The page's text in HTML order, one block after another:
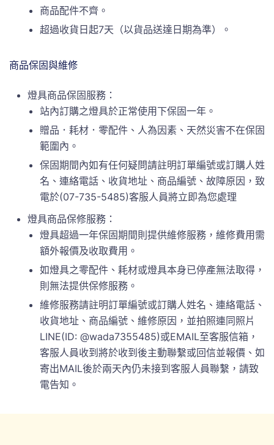
商品配件不齊。
超過收貨日起7天（以貨品送達日期為準）。
商品保固與維修
燈具商品保固服務：
站內訂購之燈具於正常使用下保固一年。
贈品．耗材．零配件、人為因素、天然災害不在保固
範圍內。
保固期間內如有任何疑問請註明訂單編號或訂購人姓
名、連絡電話、收貨地址、商品編號、故障原因，致
電於(07-735-5485)客服人員將立即為您處理
燈具商品保修服務：
燈具超過一年保固期間則提供維修服務，維修費用需
額外報價及收取費用。
如燈具之零配件、耗材或燈具本身已停產無法取得，
則無法提供保修服務。
維修服務請註明訂單編號或訂購人姓名、連絡電話、
收貨地址、商品編號、維修原因，並拍照連同照片
LINE(ID: @wada7355485)或EMAIL至客服信箱，
客服人員收到將於收到後主動聯繫或回信並報價、如
寄出MAIL後於兩天內仍未接到客服人員聯繫，請致
電告知。